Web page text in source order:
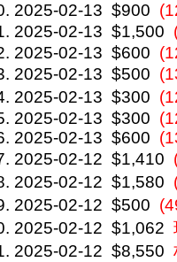
2025-02-13 $900
2025-02-13 $1,500
2025-02-13 $600
2025-02-13 $500
2025-02-13 $300
2025-02-13 $300
2025-02-13 $600
2025-02-12 $1,410
2025-02-12 $1,580
2025-02-12 $500
2025-02-12 $1,062
2025-02-12 $8,550